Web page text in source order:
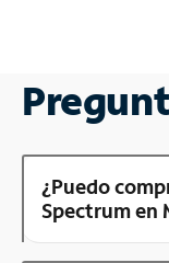
¿Puedo
Spectrum en